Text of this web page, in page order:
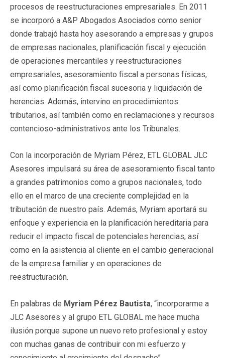
procesos de reestructuraciones empresariales. En 2011
se incorporó a A&P Abogados Asociados como senior
donde trabajó hasta hoy asesorando a empresas y grupos
de empresas nacionales, planificación fiscal y ejecución
de operaciones mercantiles y reestructuraciones
empresariales, asesoramiento fiscal a personas físicas,
así como planificación fiscal sucesoria y liquidación de
herencias. Además, intervino en procedimientos
tributarios, así también como en reclamaciones y recursos
contencioso-administrativos ante los Tribunales.
Con la incorporación de Myriam Pérez, ETL GLOBAL JLC
Asesores impulsará su área de asesoramiento fiscal tanto
a grandes patrimonios como a grupos nacionales, todo
ello en el marco de una creciente complejidad en la
tributación de nuestro país. Además, Myriam aportará su
enfoque y experiencia en la planificación hereditaria para
reducir el impacto fiscal de potenciales herencias, así
como en la asistencia al cliente en el cambio generacional
de la empresa familiar y en operaciones de
reestructuración.
En palabras de Myriam Pérez Bautista, “incorporarme a
JLC Asesores y al grupo ETL GLOBAL me hace mucha
ilusión porque supone un nuevo reto profesional y estoy
con muchas ganas de contribuir con mi esfuerzo y